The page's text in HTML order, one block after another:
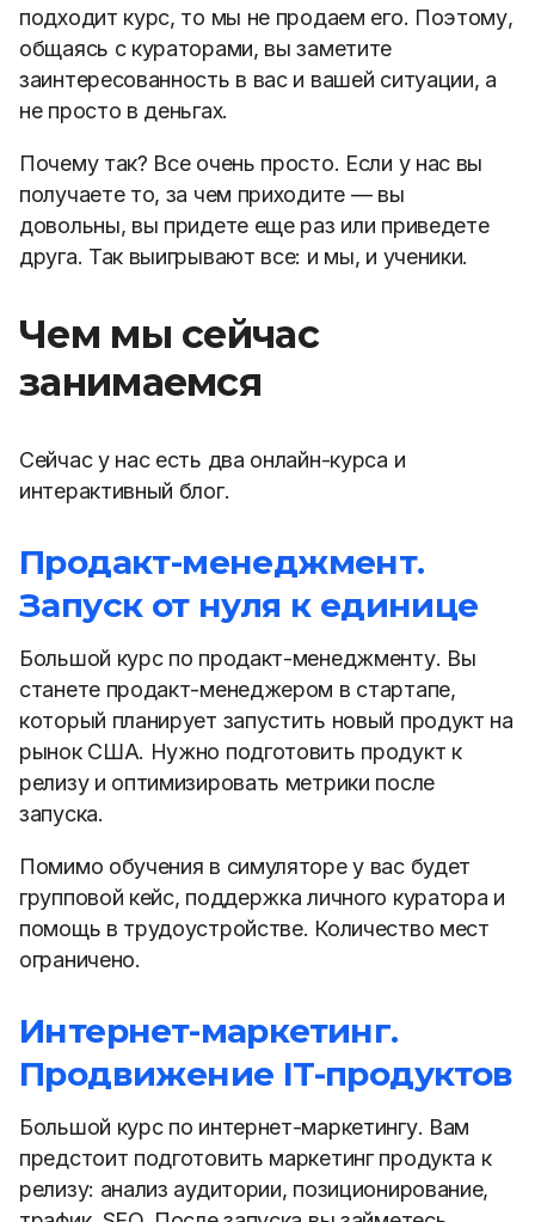
подходит курс, то мы не продаем его. Поэтому,
общаясь с кураторами, вы заметите
заинтересованность в вас и вашей ситуации, а
не просто в деньгах.
Почему так? Все очень просто. Если у нас вы
получаете то, за чем приходите — вы
довольны, вы придете еще раз или приведете
друга. Так выигрывают все: и мы, и ученики.
Чем мы сейчас
занимаемся
Сейчас у нас есть два онлайн-курса и
интерактивный блог.
Продакт-менеджмент.
Запуск от нуля к единице
Большой курс по продакт-менеджменту. Вы
станете продакт-менеджером в стартапе,
который планирует запустить новый продукт на
рынок США. Нужно подготовить продукт к
релизу и оптимизировать метрики после
запуска.
Помимо обучения в симуляторе у вас будет
групповой кейс, поддержка личного куратора и
помощь в трудоустройстве. Количество мест
ограничено.
Интернет-маркетинг.
Продвижение IT-продуктов
Большой курс по интернет-маркетингу. Вам
предстоит подготовить маркетинг продукта к
релизу: анализ аудитории, позиционирование,